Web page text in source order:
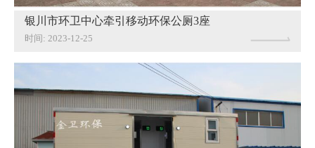
银川市环卫中心牵引移动环保公厕3座
时间: 2023-12-25